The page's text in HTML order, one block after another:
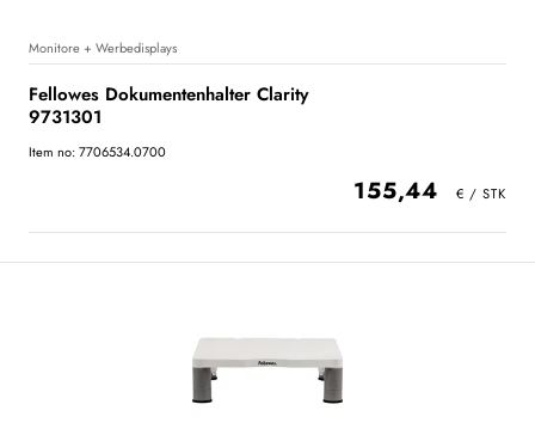
Monitore + Werbedisplays
Fellowes Dokumentenhalter Clarity
9731301
Item no: 7706534.0700
155,44